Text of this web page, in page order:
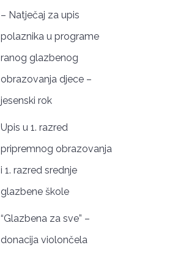
– Natječaj za upis
polaznika u programe
ranog glazbenog
obrazovanja djece –
jesenski rok
Upis u 1. razred
pripremnog obrazovanja
i 1. razred srednje
glazbene škole
“Glazbena za sve” –
donacija violončela